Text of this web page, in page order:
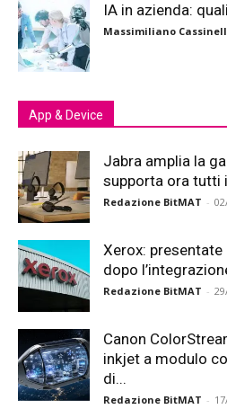
IA in azienda:
Massimiliano
App & Device
Jabra amplia la
supporta ora tutti
Redazione BitMAT -
Xerox:
dopo
Redazione BitMAT -
Canon
inkjet a modulo
di...
Redazione BitMAT -